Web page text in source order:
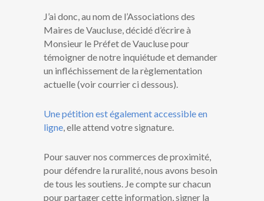
J’ai donc, au nom de l’Associations des
Maires de Vaucluse, décidé d’écrire à
Monsieur le Préfet de Vaucluse pour
témoigner de notre inquiétude et demander
un infléchissement de la règlementation
actuelle (voir courrier ci dessous).
Une pétition est également accessible en
ligne, elle attend votre signature.
Pour sauver nos commerces de proximité,
pour défendre la ruralité, nous avons besoin
de tous les soutiens. Je compte sur chacun
pour partager cette information, signer la